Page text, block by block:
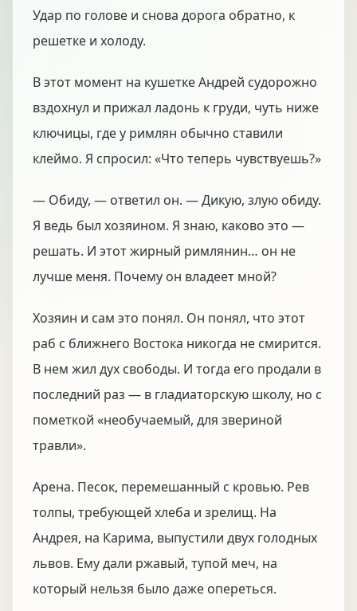
Удар по голове и снова дорога обратно, к
решетке и холоду.
В этот момент на кушетке Андрей судорожно
вздохнул и прижал ладонь к груди, чуть ниже
ключицы, где у римлян обычно ставили
клеймо. Я спросил: «Что теперь чувствуешь?»
— Обиду, — ответил он. — Дикую, злую обиду.
Я ведь был хозяином. Я знаю, каково это —
решать. И этот жирный римлянин… он не
лучше меня. Почему он владеет мной?
Хозяин и сам это понял. Он понял, что этот
раб с ближнего Востока никогда не смирится.
В нем жил дух свободы. И тогда его продали в
последний раз — в гладиаторскую школу, но с
пометкой «необучаемый, для звериной
травли».
Арена. Песок, перемешанный с кровью. Рев
толпы, требующей хлеба и зрелищ. На
Андрея, на Карима, выпустили двух голодных
львов. Ему дали ржавый, тупой меч, на
который нельзя было даже опереться.